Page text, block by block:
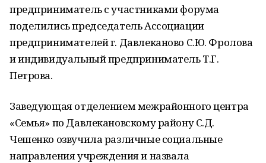
предприниматель с участниками форума
поделились председатель Ассоциации
предпринимателей г. Давлеканово С.Ю. Фролова
и индивидуальный предприниматель Т.Г.
Петрова.
Заведующая отделением межрайонного центра
«Семья» по Давлекановскому району С.Д.
Чешенко озвучила различные социальные
направления учреждения и назвала